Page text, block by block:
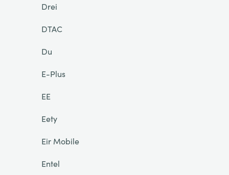
Drei
DTAC
Du
E-Plus
EE
Eety
Eir Mobile
Entel